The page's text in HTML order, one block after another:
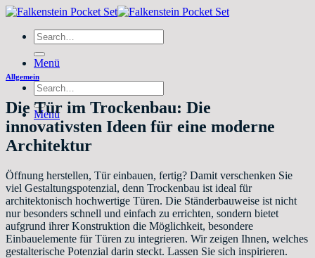
Zum
springenSearch
for:
Menü
Search
for:
Menü
Allgemein
Die Tür im Trockenbau: Die
innovativsten Ideen für eine moderne
Architektur
Öffnung herstellen, Tür einbauen, fertig? Damit verschenken Sie
viel Gestaltungspotenzial, denn Trockenbau ist ideal für
architektonisch hochwertige Türen. Die Ständerbauweise ist nicht
nur besonders schnell und einfach zu errichten, sondern bietet
aufgrund ihrer Konstruktion die Möglichkeit, besondere
Einbauelemente für Türen zu integrieren. Wir zeigen Ihnen, welches
gestalterische Potenzial darin steckt. Lassen Sie sich inspirieren.